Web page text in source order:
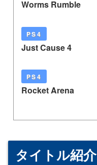
Worms Rumble
PS4
Just Cause 4
PS4
Rocket Arena
タイトル紹介